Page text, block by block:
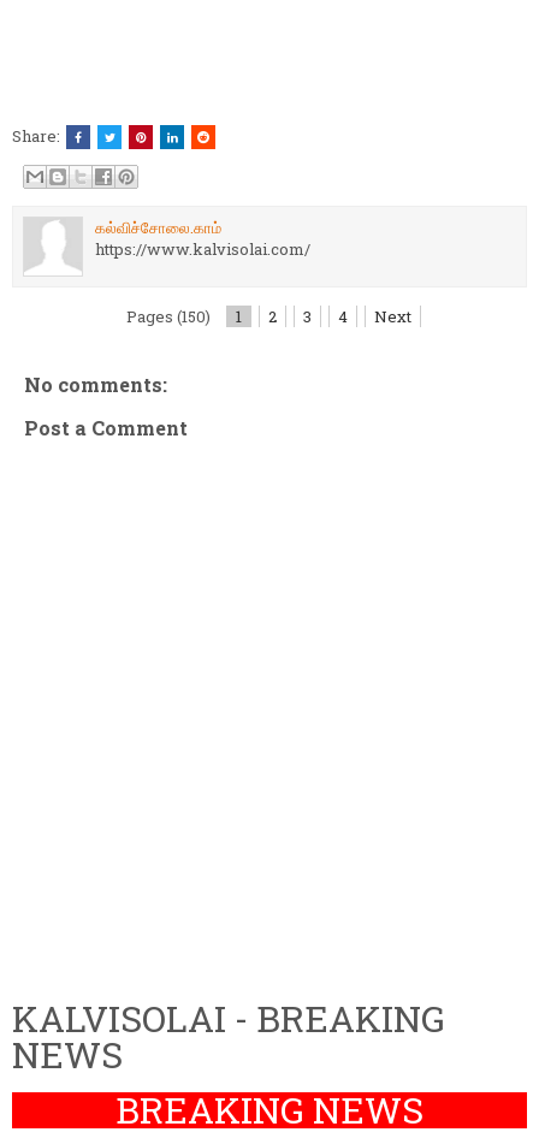
Share:
கல்விச்சோலை.காம்
https://www.kalvisolai.com/
Pages (150) 1 2 3 4 Next
No comments:
Post a Comment
KALVISOLAI - BREAKING
NEWS
BREAKING NEWS